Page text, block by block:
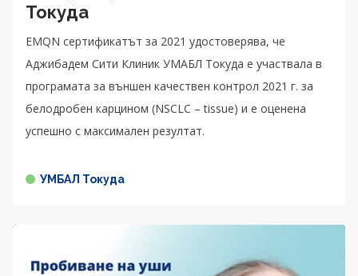
Токуда
EMQN сертификатът за 2021 удостоверява, че
Аджибадем Сити Клиник УМАБЛ Токуда е участвала в
програмата за външен качествен контрол 2021 г. за
белодробен карцином (NSCLC – tissue) и е оценена
успешно с максимален резултат.
УМБАЛ Токуда